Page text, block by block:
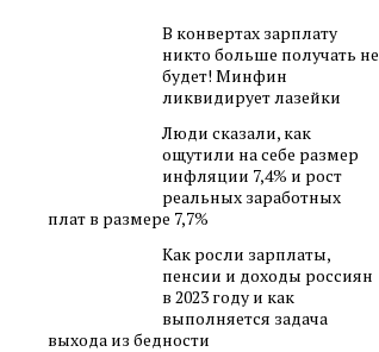
В конвертах зарплату
никто больше получать не
будет! Минфин
ликвидирует лазейки
Люди сказали, как
ощутили на себе размер
инфляции 7,4% и рост
реальных заработных
плат в размере 7,7%
Как росли зарплаты,
пенсии и доходы россиян
в 2023 году и как
выполняется задача
выхода из бедности